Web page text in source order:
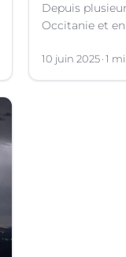
Depuis
Occitanie et
10 juin 2025 1